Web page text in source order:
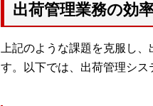
出荷管理業務の効
上記のような課題を克服し
す。以下では、出荷管理シス